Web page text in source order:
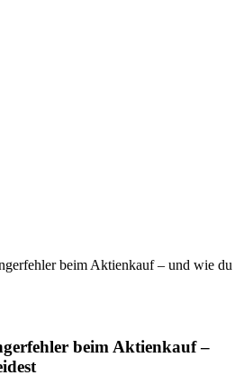
beim Aktienkauf – und wie du
beim Aktienkauf –